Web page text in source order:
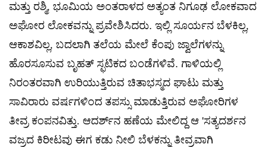
ಮತ್ತು ರಶ್ಮಿ, ಭೂಮಿಯ ಅಂತರಾಳದ ಅತ್ಯಂತ ನಿಗೂಢ ಲೋಕವಾದ
ಅಘೋರ ಲೋಕವನ್ನು ಪ್ರವೇಶಿಸಿದರು. ಇಲ್ಲಿ ಸೂರ್ಯನ ಬೆಳಕಿಲ್ಲ,
ಆಕಾಶವಿಲ್ಲ, ಬದಲಾಗಿ ತಲೆಯ ಮೇಲೆ ಕೆಂಪು ಜ್ವಾಲೆಗಳನ್ನು
ಹೊರಸೂಸುವ ಬೃಹತ್ ಸ್ಫಟಿಕದ ಬಂಡೆಗಳಿವೆ. ಗಾಳಿಯಲ್ಲಿ
ನಿರಂತರವಾಗಿ ಉರಿಯುತ್ತಿರುವ ಚಿತಾಭಸ್ಮದ ಘಾಟು ಮತ್ತು
ಸಾವಿರಾರು ವರ್ಷಗಳಿಂದ ತಪಸ್ಸು ಮಾಡುತ್ತಿರುವ ಅಘೋರಿಗಳ
ತೀವ್ರ ಕಂಪನವಿತ್ತು. ಆದರ್ಶ್‌ನ ಹಣೆಯ ಮೇಲಿದ್ದ ಆ 'ಸತ್ಯದರ್ಶನ
ವಜ್ರದ ಕಿರೀಟವು ಈಗ ಕಡು ನೀಲಿ ಬೆಳಕನ್ನು ತೀವ್ರವಾಗಿ